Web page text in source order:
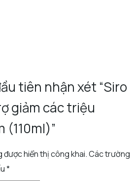
tiên nhận xét “Siro
giảm các triệu
(110ml)”
được hiển thị công khai.Các trường
*